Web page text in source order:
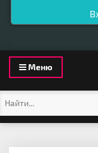
Toggle
navigation
Меню